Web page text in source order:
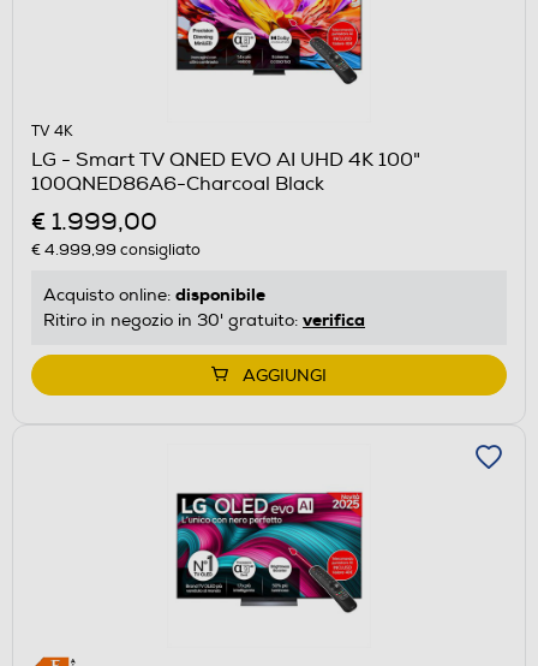
TV 4K
LG - Smart TV QNED EVO AI UHD 4K 100"
100QNED86A6-Charcoal Black
€ 1.999,00
€ 4.999,99 consigliato
Acquisto online: disponibile
Ritiro in negozio in 30' gratuito: verifica
AGGIUNGI